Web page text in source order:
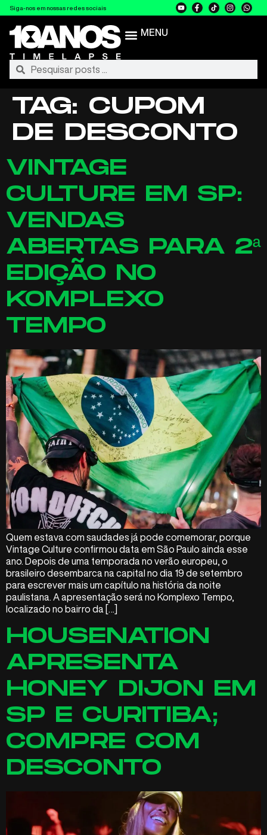
Siga-nos em nossas redes sociais
MENU
TAG: CUPOM
DE DESCONTO
VINTAGE
CULTURE EM SP:
VENDAS
ABERTAS PARA 2ª
EDIÇÃO NO
KOMPLEXO
TEMPO
Quem estava com saudades já pode comemorar, porque
Vintage Culture confirmou data em São Paulo ainda esse
ano. Depois de uma temporada no verão europeu, o
brasileiro desembarca na capital no dia 19 de setembro
para escrever mais um capítulo na história da noite
paulistana. A apresentação será no Komplexo Tempo,
localizado no bairro da […]
HOUSENATION
APRESENTA
HONEY DIJON EM
SP E CURITIBA;
COMPRE COM
DESCONTO